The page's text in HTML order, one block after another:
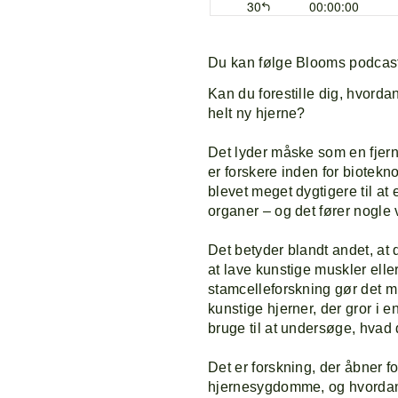
Du kan følge Blooms
Kan du forestille dig,
helt ny hjerne?
Det lyder måske som en
er forskere inden for
blevet meget dygtigere til at
organer – og det fører nogle
Det betyder blandt andet, at
at lave kunstige muskler
stamcelleforskning gør det
kunstige hjerner, der gror i
bruge til at undersøge,
Det er forskning, der åbner
hjernesygdomme, og